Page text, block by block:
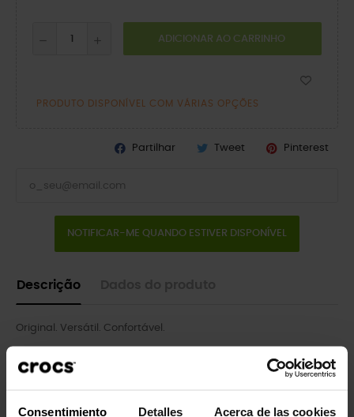
Consentimiento Detalles Acerca de las cookies
ADICIONAR AO CARRINHO
PRODUTO DISPONÍVEL COM VÁRIAS OPÇÕES
Partilhar Tweet Pinterest
NOTIFICAR-ME QUANDO ESTIVER DISPONÍVEL
Descrição
Original. Versátil. Confortável.
O tamanco icônico que iniciou uma revolução no conforto em
todo o mundo, agora com um adorável tratamento de glitter